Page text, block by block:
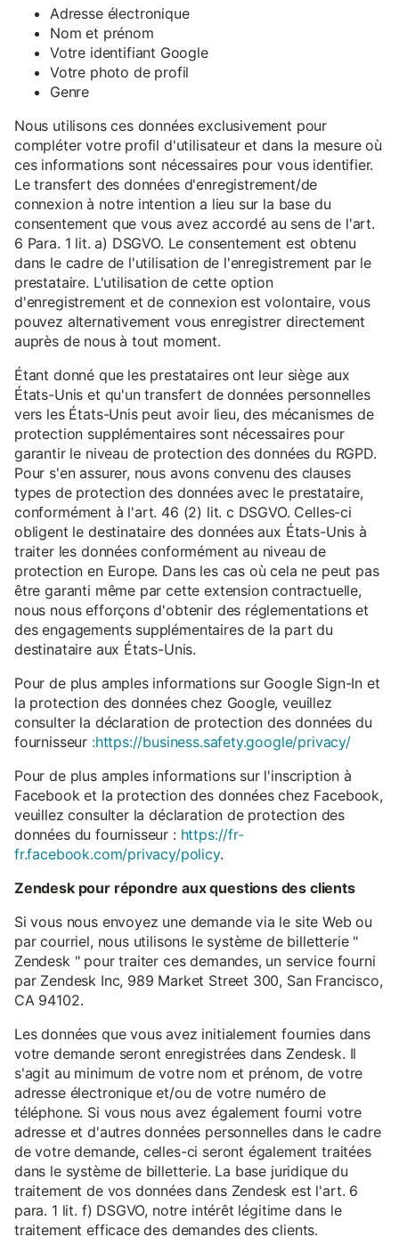
Adresse électronique
Nom et prénom
Votre identifiant Google
Votre photo de profil
Genre
Nous utilisons ces données exclusivement pour
compléter votre profil d'utilisateur et dans la mesure où
ces informations sont nécessaires pour vous identifier.
Le transfert des données d'enregistrement/de
connexion à notre intention a lieu sur la base du
consentement que vous avez accordé au sens de l'art.
6 Para. 1 lit. a) DSGVO. Le consentement est obtenu
dans le cadre de l'utilisation de l'enregistrement par le
prestataire. L'utilisation de cette option
d'enregistrement et de connexion est volontaire, vous
pouvez alternativement vous enregistrer directement
auprès de nous à tout moment.
Étant donné que les prestataires ont leur siège aux
États-Unis et qu'un transfert de données personnelles
vers les États-Unis peut avoir lieu, des mécanismes de
protection supplémentaires sont nécessaires pour
garantir le niveau de protection des données du RGPD.
Pour s'en assurer, nous avons convenu des clauses
types de protection des données avec le prestataire,
conformément à l'art. 46 (2) lit. c DSGVO. Celles-ci
obligent le destinataire des données aux États-Unis à
traiter les données conformément au niveau de
protection en Europe. Dans les cas où cela ne peut pas
être garanti même par cette extension contractuelle,
nous nous efforçons d'obtenir des réglementations et
des engagements supplémentaires de la part du
destinataire aux États-Unis.
Pour de plus amples informations sur Google Sign-In et
la protection des données chez Google, veuillez
consulter la déclaration de protection des données du
fournisseur :https://business.safety.google/privacy/
Pour de plus amples informations sur l'inscription à
Facebook et la protection des données chez Facebook,
veuillez consulter la déclaration de protection des
données du fournisseur : https://fr-
fr.facebook.com/privacy/policy.
Zendesk pour répondre aux questions des clients
Si vous nous envoyez une demande via le site Web ou
par courriel, nous utilisons le système de billetterie "
Zendesk " pour traiter ces demandes, un service fourni
par Zendesk Inc, 989 Market Street 300, San Francisco,
CA 94102.
Les données que vous avez initialement fournies dans
votre demande seront enregistrées dans Zendesk. Il
s'agit au minimum de votre nom et prénom, de votre
adresse électronique et/ou de votre numéro de
téléphone. Si vous nous avez également fourni votre
adresse et d'autres données personnelles dans le cadre
de votre demande, celles-ci seront également traitées
dans le système de billetterie. La base juridique du
traitement de vos données dans Zendesk est l'art. 6
para. 1 lit. f) DSGVO, notre intérêt légitime dans le
traitement efficace des demandes des clients.